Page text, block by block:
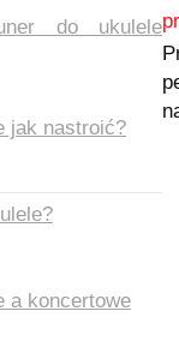
do ukulele
jak nastroić?
a koncertowe